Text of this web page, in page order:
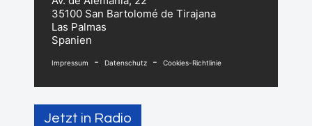
35100 San Bartolomé de Tirajana
Las Palmas
Spanien
Impressum - Datenschutz - Cookies-Richtlinie
Jetzt in Radio